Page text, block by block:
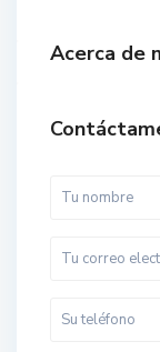
Acerca de